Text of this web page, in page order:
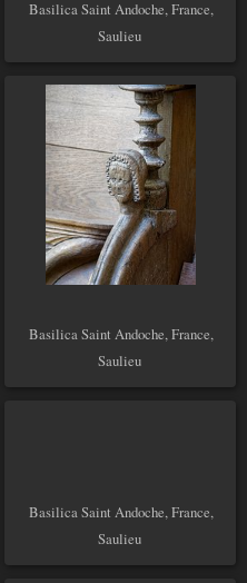
Basilica Saint Andoche, France,
Saulieu
Basilica Saint Andoche, France,
Saulieu
Basilica Saint Andoche, France,
Saulieu